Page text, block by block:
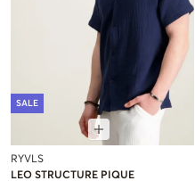
SALE
RYVLS
LEO STRUCTURE PIQUE